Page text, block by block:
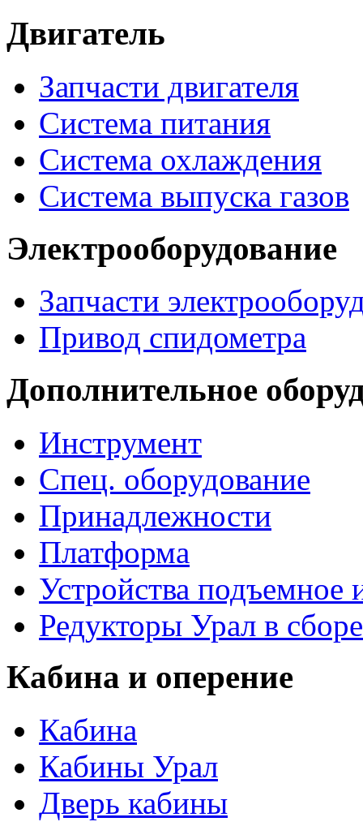
Двигатель
Запчасти двигателя
Система питания
Система охлаждения
Система выпуска газов
Электрооборудование
Запчасти
Привод спидометра
Дополнительное
Инструмент
Спец. оборудование
Принадлежности
Платформа
Устройства
Редукторы Урал в сборе
Кабина и оперение
Кабина
Кабины Урал
Дверь кабины